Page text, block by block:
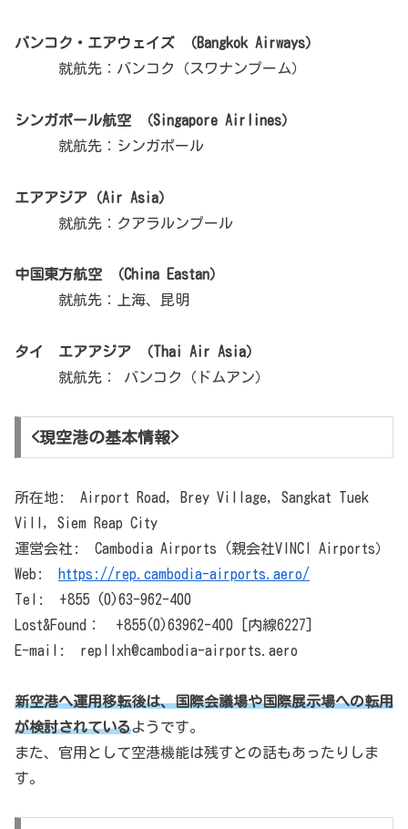
バンコク・エアウェイズ （Bangkok Airways）
就航先：バンコク（スワナンプーム）
シンガポール航空 （Singapore Airlines）
就航先：シンガポール
エアアジア（Air Asia）
就航先：クアラルンプール
中国東方航空 （China Eastan）
就航先：上海、昆明
タイ エアアジア （Thai Air Asia）
就航先： バンコク（ドムアン）
<現空港の基本情報>
所在地: Airport Road, Brey Village, Sangkat Tuek
Vill, Siem Reap City
運営会社: Cambodia Airports (親会社VINCI Airports）
Web:
https://rep.cambodia-airports.aero/
Tel: +855 (0)63-962-400
Lost&Found： +855(0)63962-400 [内線6227]
E-mail: repllxh@cambodia-airports.aero
新空港へ運用移転後は、国際会議場や国際展示場への転用
が検討されているようです。
また、官用として空港機能は残すとの話もあったりしま
す。